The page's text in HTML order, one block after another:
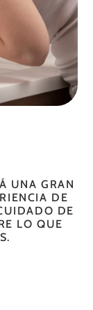
UNA GRAN
DE
DE
LO QUE